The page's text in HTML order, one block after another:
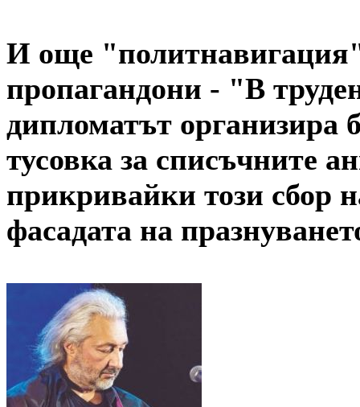
И още
пропагандони - "В
дипломатът организира
тусовка за списъчните
прикривайки този сбор
фасадата на